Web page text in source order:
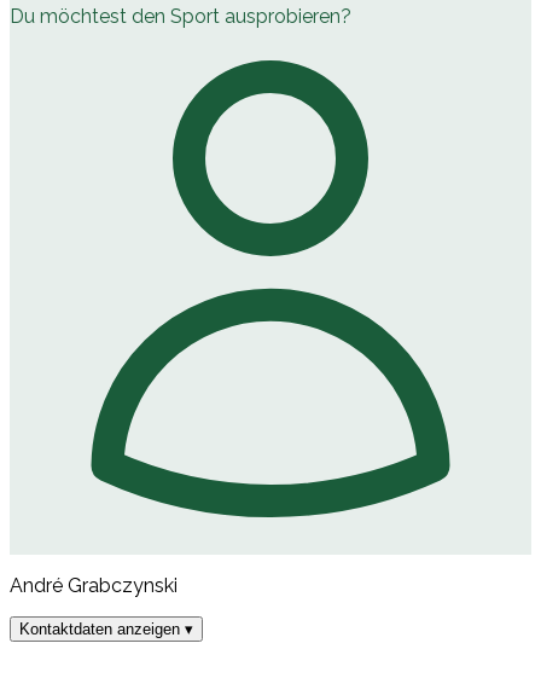
Du möchtest den Sport ausprobieren?
André Grabczynski
Kontaktdaten anzeigen ▾